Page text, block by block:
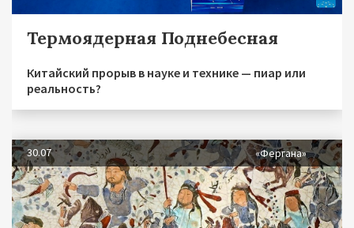
Термоядерная Поднебесная
Китайский прорыв в науке и технике — пиар или
реальность?
30.07 «Фергана»